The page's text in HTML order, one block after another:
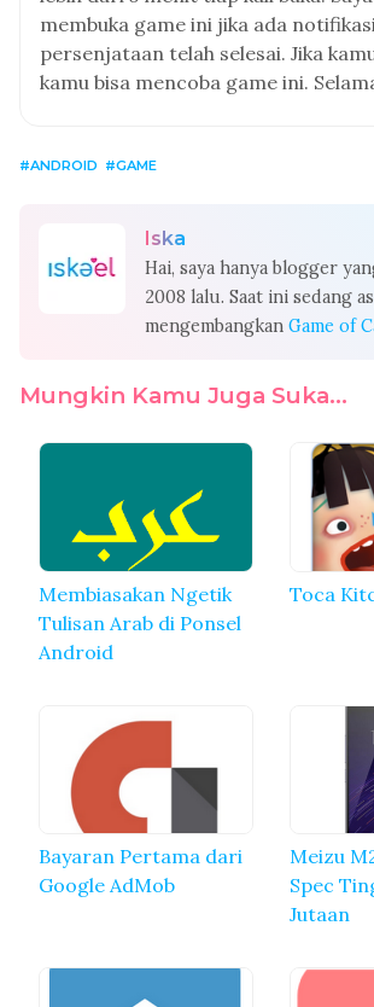
membuka game ini jika ada
persenjataan telah selesai. Jika
kamu bisa mencoba game ini.
ANDROID GAME
Iska
Hai, saya hanya blogger
2008 lalu. Saat ini sedang
mengembangkan Game of
Mungkin Kamu Juga Suka...
Membiasakan Ngetik
Tulisan Arab di Ponsel
Android
Toca
Bayaran Pertama dari
Google AdMob
Meizu
Spec
Jutaan